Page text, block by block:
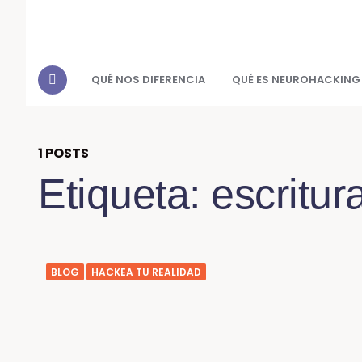
QUÉ NOS DIFERENCIA QUÉ ES NEUROHACKING
1 POSTS
Etiqueta:
BLOG HACKEA TU REALIDAD